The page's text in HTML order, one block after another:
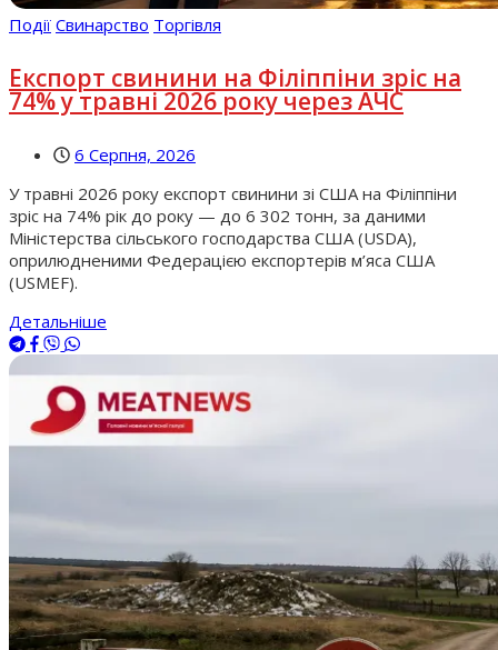
Події Свинарство Торгівля
Експорт свинини на Філіппіни зріс на
74% у травні 2026 року через АЧС
6 Серпня, 2026
У травні 2026 року експорт свинини зі США на Філіппіни
зріс на 74% рік до року — до 6 302 тонн, за даними
Міністерства сільського господарства США (USDA),
оприлюдненими Федерацією експортерів м’яса США
(USMEF).
Детальніше